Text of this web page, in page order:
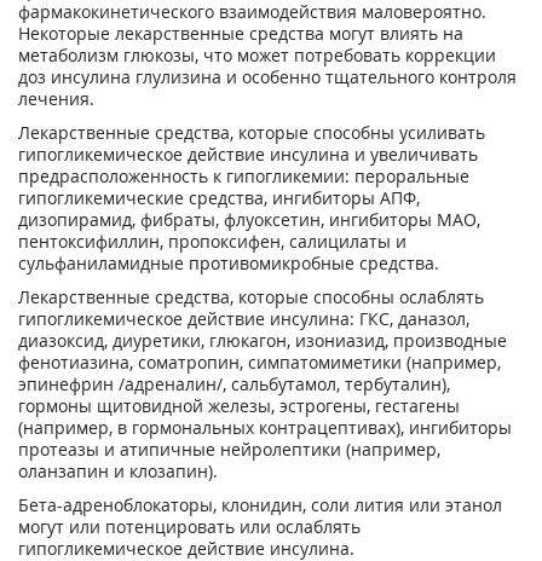
фармакокинетического взаимодействия маловероятно.
Некоторые лекарственные средства могут влиять на
метаболизм глюкозы, что может потребовать коррекции
доз инсулина глулизина и особенно тщательного контроля
лечения.
Лекарственные средства, которые способны усиливать
гипогликемическое действие инсулина и увеличивать
предрасположенность к гипогликемии: пероральные
гипогликемические средства, ингибиторы АПФ,
дизопирамид, фибраты, флуоксетин, ингибиторы МАО,
пентоксифиллин, пропоксифен, салицилаты и
сульфаниламидные противомикробные средства.
Лекарственные средства, которые способны ослаблять
гипогликемическое действие инсулина: ГКС, даназол,
диазоксид, диуретики, глюкагон, изониазид, производные
фенотиазина, соматропин, симпатомиметики (например,
эпинефрин /адреналин/, сальбутамол, тербуталин),
гормоны щитовидной железы, эстрогены, гестагены
(например, в гормональных контрацептивах), ингибиторы
протеазы и атипичные нейролептики (например,
оланзапин и клозапин).
Бета-адреноблокаторы, клонидин, соли лития или этанол
могут или потенцировать или ослаблять
гипогликемическое действие инсулина.